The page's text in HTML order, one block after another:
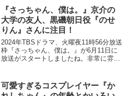
と思い調べてみました。小湊さんの若い
頃を演じたかわいい女優...
『さっちゃん、僕は。』京介の
大学の友人、黒磯朝日役『のせ
りん』さんに注目！
2024年TBSドラマ、火曜夜11時56分放送
枠『さっちゃん、僕は。』が6月11日に
放送がスタートしましたね。非常に雰囲
主人公の木村慧人演じる片桐恭介をとり
まく人間関係...
可愛すぎるコスプレイヤー『か